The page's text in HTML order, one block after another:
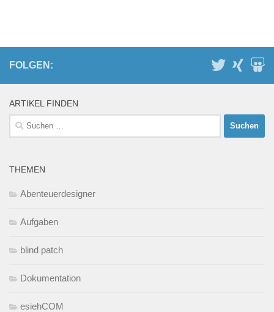
FOLGEN:
ARTIKEL FINDEN
Suchen
nach:
THEMEN
Abenteuerdesigner
Aufgaben
blind patch
Dokumentation
esiehCOM